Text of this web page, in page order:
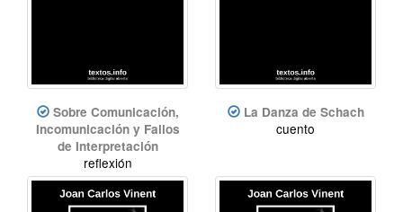
Sobre Comunicación,
Incomunicación y Fallos
de Interpretación
reflexión
La Danza de Schach
cuento